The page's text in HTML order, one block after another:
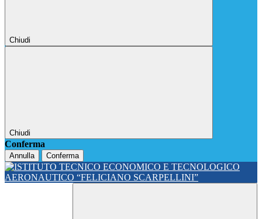
Chiudi
Chiudi
Conferma
Annulla Conferma